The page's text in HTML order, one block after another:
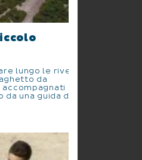
lungo le rive
da
accompagnati
da una guida di